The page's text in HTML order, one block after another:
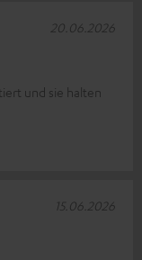
und sie halten
20.06.2026
15.06.2026